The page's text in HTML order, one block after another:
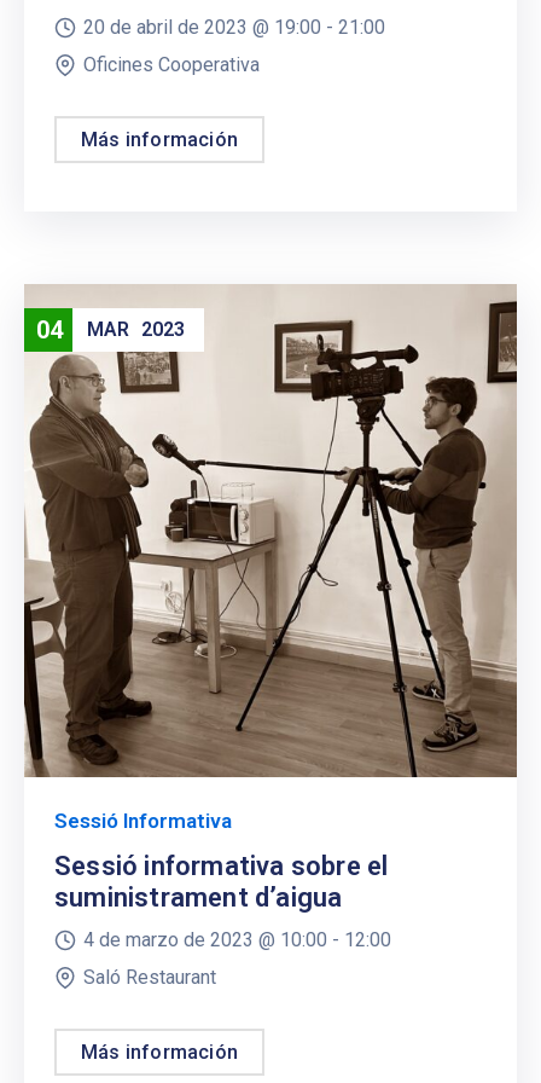
20 de abril de 2023 @ 19:00 - 21:00
Oficines Cooperativa
Más información
04 MAR 2023
Sessió Informativa
Sessió informativa sobre el
suministrament d’aigua
4 de marzo de 2023 @ 10:00 - 12:00
Saló Restaurant
Más información